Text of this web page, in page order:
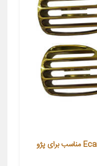
دریچه قاب کولر سام اسپرت مدل Ecars مناسب برای پژو